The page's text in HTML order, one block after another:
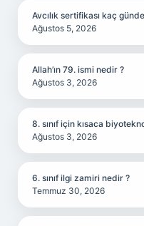
Avcılık sertifikası kaç
Ağustos 5, 2026
Allah’ın 79. ismi nedir ?
Ağustos 3, 2026
8. sınıf için kısaca
Ağustos 3, 2026
6. sınıf ilgi zamiri nedir ?
Temmuz 30, 2026